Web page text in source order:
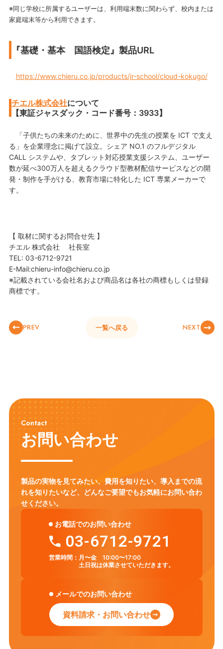
※同じ学校に所属するユーザーは、利用端末数に関わらず、校内または
家庭端末等から利用できます。
『基礎・基本 国語検定』製品URL
https://www.chieru.co.jp/products/jr-school/cloud-kokugo/
チエル株式会社について
【東証ジャスダック・コード番号：3933】
「子供たちの未来のために、世界中の先生の授業を ICT で支え
る」を企業理念に掲げて設立。シェア NO.1 のフルデジタル
CALL システムや、タブレット対応授業支援システム、ユーザー
数が延べ300万人を超えるクラウド型教材配信サービスなどの開
発・制作を手がける、教育市場に特化した ICT 専業メーカーで
す。
【 取材に関するお問合せ先 】
チエル 株式会社 社長室
TEL: 03-6712-9721
E-Mail:chieru-info@chieru.co.jp
※記載されている会社名および商品名は各社の商標もしくは登録
商標です。
PREV 一覧へ戻る NEXT
Contact
お問い合わせ
製品の実物を見てみたい、費用を知りたい、導入までの流
れを知りたいなど、
どんなご要望でもお気軽にお問い合わ
せください。
お電話でのお問い合わせ
03-6712-9721
営業時間： 月〜金 10:00〜17:00
土日祝は休業させていただきます。
メールでのお問い合わせ
資料請求・お問い合わせ